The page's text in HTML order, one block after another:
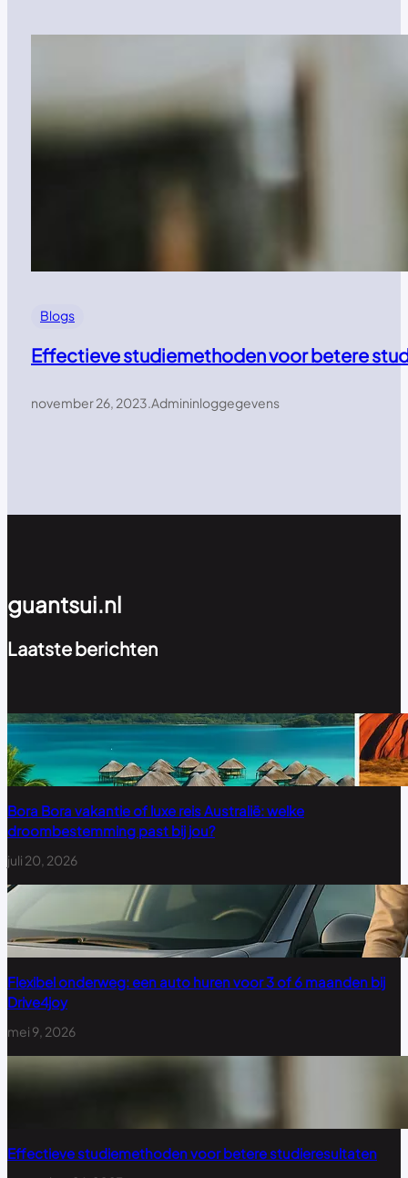
Blogs
Effectieve studiemethoden voor betere
november 26, 2023.Admininloggegevens
guantsui.nl
Laatste berichten
Bora Bora vakantie of luxe reis Australië: welke
droombestemming past bij jou?
juli 20, 2026
Flexibel onderweg: een auto huren voor 3 of 6 maanden bij
Drive4joy
mei 9, 2026
Effectieve studiemethoden voor betere studieresultaten